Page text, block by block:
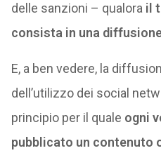
delle sanzioni – qualora il
consista in una
E, a ben vedere, la
dell’utilizzo dei social
principio per il quale ogni
pubblicato un contenuto